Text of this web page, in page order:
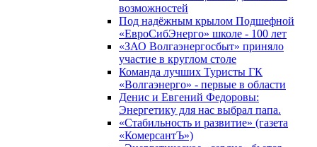
возможностей
Под надёжным крылом Подшефной
«ЕвроСибЭнерго» школе - 100 лет
«ЗАО Волгаэнергосбыт» приняло
участие в круглом столе
Команда лучших Туристы ГК
«Волгаэнерго» - первые в области
Денис и Евгений Федоровы:
Энергетику для нас выбрал папа.
«Стабильность и развитие» (газета
«КомерсантЪ»)